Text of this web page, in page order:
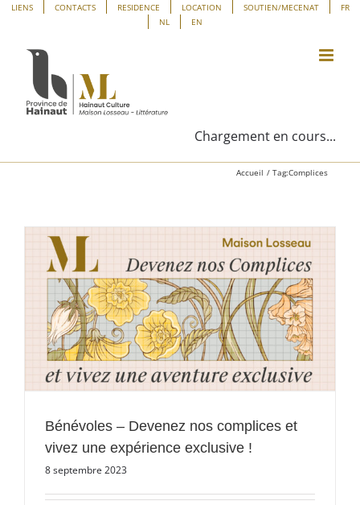
Panneau de gestion des cookies
Passer
contenu
LIENS CONTACTS RESIDENCE LOCATION SOUTIEN/MECENAT
FR
NL
EN
Chargement en cours...
Accueil Tag:Complices
Bénévoles – Devenez nos complices et
vivez une expérience exclusive !
8 septembre 2023